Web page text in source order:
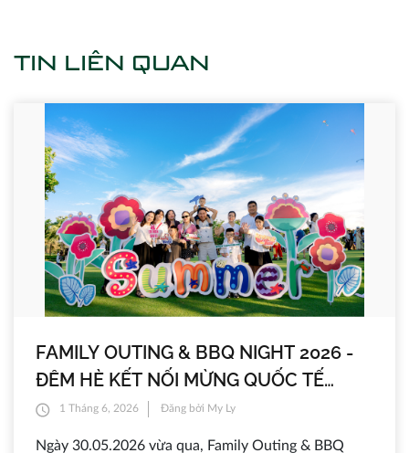
TIN LIÊN QUAN
FAMILY OUTING & BBQ NIGHT 2026 -
ĐÊM HÈ KẾT NỐI MỪNG QUỐC TẾ
THIẾU NHI TẠI MONTGOMERIE LINKS
1 Tháng 6, 2026 Đăng bởi My Ly
Ngày 30.05.2026 vừa qua, Family Outing & BBQ